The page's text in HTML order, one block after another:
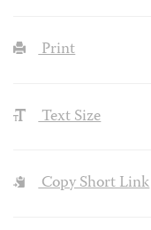
Print
Text Size
Copy Short Link